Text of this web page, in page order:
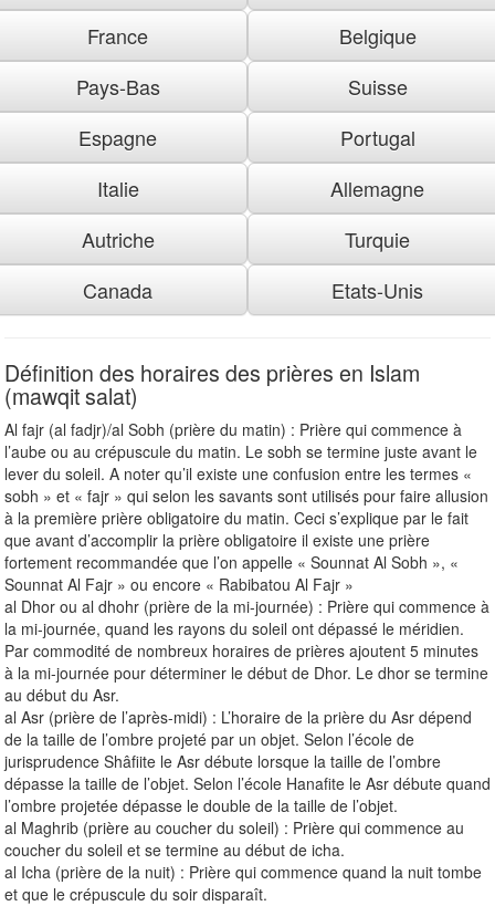
France
Belgique
Pays-Bas
Suisse
Espagne
Portugal
Italie
Allemagne
Autriche
Turquie
Canada
Etats-Unis
Définition des horaires des prières en Islam
(mawqit salat)
Al fajr (al fadjr)/al Sobh (prière du matin) : Prière qui commence à
l’aube ou au crépuscule du matin. Le sobh se termine juste avant le
lever du soleil. A noter qu’il existe une confusion entre les termes «
sobh » et « fajr » qui selon les savants sont utilisés pour faire allusion
à la première prière obligatoire du matin. Ceci s’explique par le fait
que avant d’accomplir la prière obligatoire il existe une prière
fortement recommandée que l’on appelle « Sounnat Al Sobh », «
Sounnat Al Fajr » ou encore « Rabibatou Al Fajr »
al Dhor ou al dhohr (prière de la mi-journée) : Prière qui commence à
la mi-journée, quand les rayons du soleil ont dépassé le méridien.
Par commodité de nombreux horaires de prières ajoutent 5 minutes
à la mi-journée pour déterminer le début de Dhor. Le dhor se termine
au début du Asr.
al Asr (prière de l’après-midi) : L’horaire de la prière du Asr dépend
de la taille de l’ombre projeté par un objet. Selon l’école de
jurisprudence Shâfiite le Asr débute lorsque la taille de l’ombre
dépasse la taille de l’objet. Selon l’école Hanafite le Asr débute quand
l’ombre projetée dépasse le double de la taille de l’objet.
al Maghrib (prière au coucher du soleil) : Prière qui commence au
coucher du soleil et se termine au début de icha.
al Icha (prière de la nuit) : Prière qui commence quand la nuit tombe
et que le crépuscule du soir disparaît.